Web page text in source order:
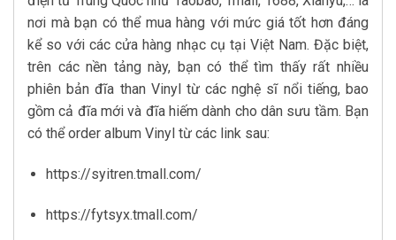
nơi mà bạn có thể mua hàng với mức giá tốt hơn đáng
kể so với các cửa hàng nhạc cụ tại Việt Nam. Đặc biệt,
trên các nền tảng này, bạn có thể tìm thấy rất nhiều
phiên bản đĩa than Vinyl từ các nghệ sĩ nổi tiếng, bao
gồm cả đĩa mới và đĩa hiếm dành cho dân sưu tầm. Bạn
có thể order album Vinyl từ các link sau:
https://syitren.tmall.com/
https://fytsyx.tmall.com/